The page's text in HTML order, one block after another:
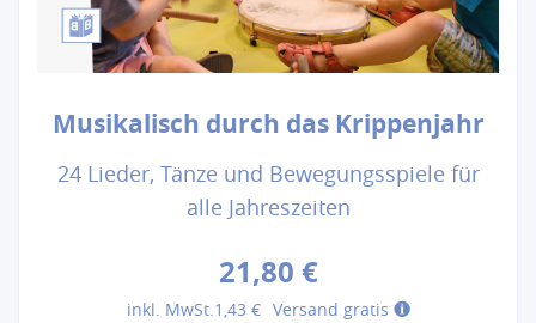
Musikalisch durch das Krippenjahr
24 Lieder, Tänze und Bewegungsspiele für
alle Jahreszeiten
21,80 €
inkl. MwSt. 1,43 € Versand gratis